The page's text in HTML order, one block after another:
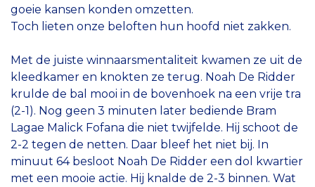
goeie kansen konden omzetten.
Toch lieten onze beloften hun hoofd niet zakken.
Met de juiste winnaarsmentaliteit kwamen ze uit de
kleedkamer en knokten ze terug. Noah De Ridder
krulde de bal mooi in de bovenhoek na een vrije tra
(2-1). Nog geen 3 minuten later bediende Bram
Lagae Malick Fofana die niet twijfelde. Hij schoot de
2-2 tegen de netten. Daar bleef het niet bij. In
minuut 64 besloot Noah De Ridder een dol kwartier
met een mooie actie. Hij knalde de 2-3 binnen. Wat